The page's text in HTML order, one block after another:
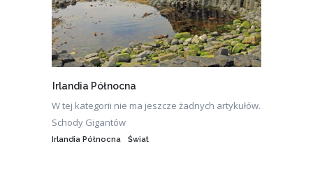
Irlandia Północna
W tej kategorii nie ma jeszcze żadnych artykułów.
Schody Gigantów
Irlandia Północna Świat